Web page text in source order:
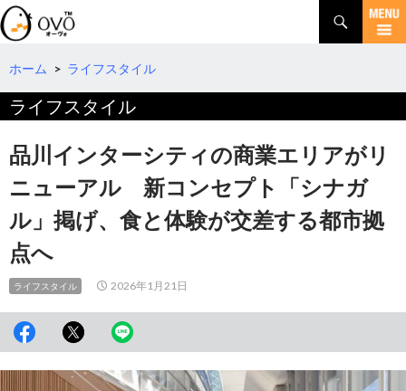
検
索
コ
テ
ツ
へ
動
ホーム > ライフスタイル
ライフスタイル
品川インターシティの商業エリアがリ
ニューアル 新コンセプト「シナガ
ル」掲げ、食と体験が交差する都市拠
点へ
ライフスタイル 2026年1月21日